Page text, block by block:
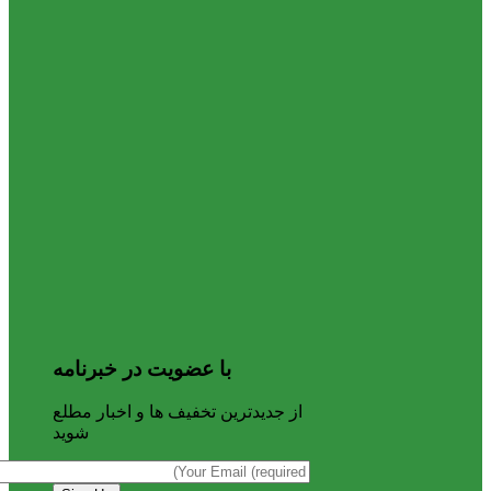
با عضویت در خبرنامه
از جدیدترین تخفیف ها و اخبار مطلع
شوید